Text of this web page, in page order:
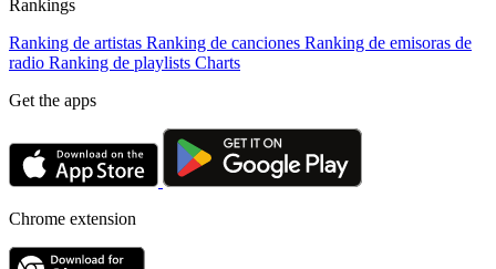
Rankings
Ranking de artistas Ranking de canciones Ranking de emisoras de
radio Ranking de playlists Charts
Get the apps
Chrome extension